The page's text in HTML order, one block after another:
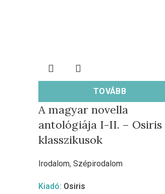
TOVÁBB
A magyar novella
antológiája I-II. – Osiris
klasszikusok
Irodalom, Szépirodalom
Kiadó: Osiris